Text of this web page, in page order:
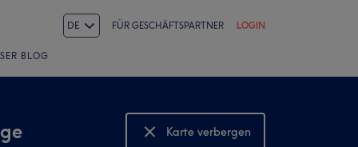
DE FÜR GESCHÄFTSPARTNER LOGIN
BLOG
Karte verbergen